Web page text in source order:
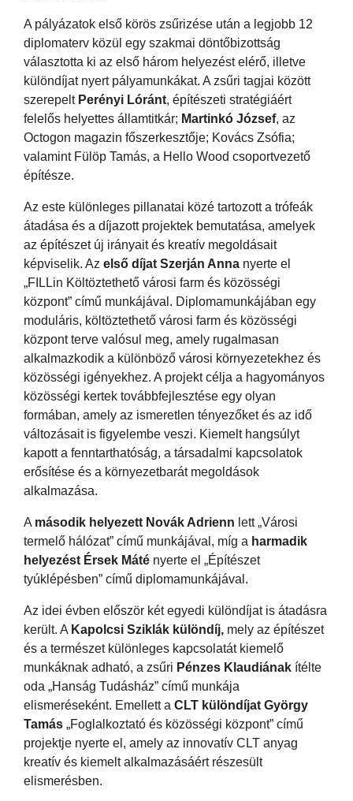
A pályázatok első körös zsűrizése után a legjobb 12
diplomaterv közül egy szakmai döntőbizottság
választotta ki az első három helyezést elérő, illetve
különdíjat nyert pályamunkákat. A zsűri tagjai között
szerepelt Perényi Lóránt, építészeti stratégiáért
felelős helyettes államtitkár; Martinkó József, az
Octogon magazin főszerkesztője; Kovács Zsófia;
valamint Fülöp Tamás, a Hello Wood csoportvezető
építésze.
Az este különleges pillanatai közé tartozott a trófeák
átadása és a díjazott projektek bemutatása, amelyek
az építészet új irányait és kreatív megoldásait
képviselik. Az első díjat Szerján Anna nyerte el
„FILLin Költöztethető városi farm és közösségi
központ” című munkájával. Diplomamunkájában egy
moduláris, költöztethető városi farm és közösségi
központ terve valósul meg, amely rugalmasan
alkalmazkodik a különböző városi környezetekhez és
közösségi igényekhez. A projekt célja a hagyományos
közösségi kertek továbbfejlesztése egy olyan
formában, amely az ismeretlen tényezőket és az idő
változásait is figyelembe veszi. Kiemelt hangsúlyt
kapott a fenntarthatóság, a társadalmi kapcsolatok
erősítése és a környezetbarát megoldások
alkalmazása.
A második helyezett Novák Adrienn lett „Városi
termelő hálózat” című munkájával, míg a harmadik
helyezést Érsek Máté nyerte el „Építészet
tyúklépésben” című diplomamunkájával.
Az idei évben először két egyedi különdíjat is átadásra
került. A Kapolcsi Sziklák különdíj, mely az építészet
és a természet különleges kapcsolatát kiemelő
munkáknak adható, a zsűri Pénzes Klaudiának ítélte
oda „Hanság Tudásház” című munkája
elismeréseként. Emellett a CLT különdíjat György
Tamás „Foglalkoztató és közösségi központ” című
projektje nyerte el, amely az innovatív CLT anyag
kreatív és kiemelt alkalmazásáért részesült
elismerésben.